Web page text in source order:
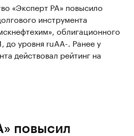
«Эксперт РА» повысило
инструмента
облигационного
до уровня ruАA-. Ранее у
действовал рейтинг на
повысил